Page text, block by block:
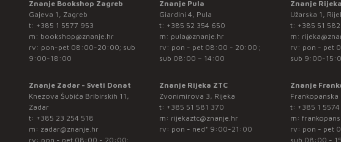
Znanje Bookshop Zagreb
Gajeva 1, Zagreb
t: +385 1 5577 953
m: bookshop@znanje.hr
rv: pon-pet 08:00-20:00; sub
9:00-18:00
Znanje Pula
Giardini 4, Pula
t: +385 52 354 650
m: pula@znanje.hr
rv: pon - pet 08:00 - 20:00 ;
sub 08:00 – 14:00
Znanje
Užarska 1,
t: +385 51
m:
rv: pon - pet
sub 9:00-
Znanje Zadar - Sveti Donat
Knezova Šubića Bribirskih 11,
Zadar
t: +385 23 254 518
m: zadar@znanje.hr
rv: pon - pet 08:00 - 20:00;
Znanje Rijeka ZTC
Zvonimirova 3, Rijeka
t: +385 51 581 370
m: rijekaztc@znanje.hr
rv: pon - ned* 9:00-21:00
Znanje
Frankopanska
t: +385 1
m:
rv: pon - pet
sub 08:00 -